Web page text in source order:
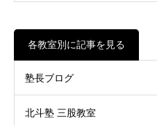
各教室別に記事を見る
塾長ブログ
北斗塾 三股教室